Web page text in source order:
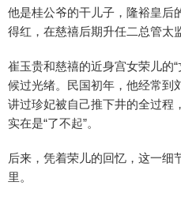
他是桂公爷的干儿子，隆裕皇后
得红，在慈禧后期升任二总管太
崔玉贵和慈禧的近身宫女荣儿的
候过光绪。民国初年，他经常到
讲过珍妃被自己推下井的全过程
实在是“了不起”。
后来，凭着荣儿的回忆，这一细
里。